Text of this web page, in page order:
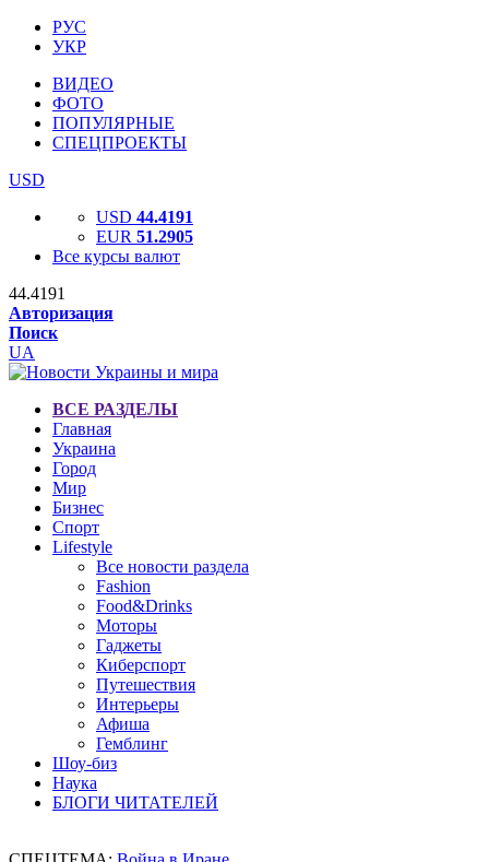
РУС
УКР
ВИДЕО
ФОТО
ПОПУЛЯРНЫЕ
СПЕЦПРОЕКТЫ
USD
USD 44.4191
EUR 51.2905
Все курсы валют
44.4191
Авторизация
Поиск
UA
ВСЕ РАЗДЕЛЫ
Главная
Украина
Город
Мир
Бизнес
Спорт
Lifestyle
Все новости раздела
Fashion
Food&Drinks
Моторы
Гаджеты
Киберспорт
Путешествия
Интерьеры
Афиша
Гемблинг
Шоу-биз
Наука
БЛОГИ ЧИТАТЕЛЕЙ